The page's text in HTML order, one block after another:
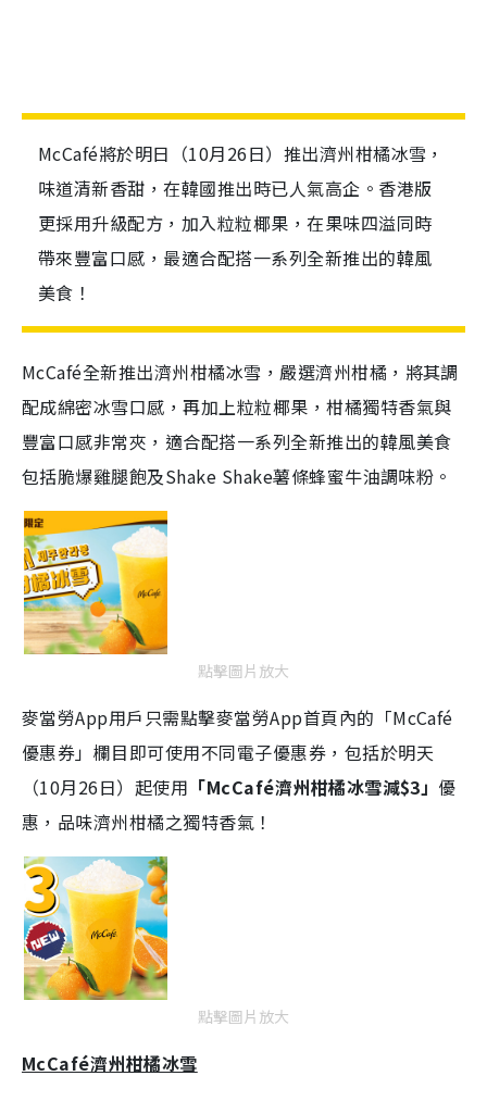
McCafé將於明日（10月26日）推出濟州柑橘冰雪，
味道清新香甜，在韓國推出時已人氣高企。香港版
更採用升級配方，加入粒粒椰果，在果味四溢同時
帶來豐富口感，最適合配搭一系列全新推出的韓風
美食！
McCafé全新推出濟州柑橘冰雪，嚴選濟州柑橘，將其調
配成綿密冰雪口感，再加上粒粒椰果，柑橘獨特香氣與
豐富口感非常夾，適合配搭一系列全新推出的韓風美食
包括脆爆雞腿飽及Shake Shake薯條蜂蜜牛油調味粉。
點擊圖片放大
麥當勞App用戶只需點擊麥當勞App首頁內的「McCafé
優惠券」欄目即可使用不同電子優惠券，包括於明天
（10月26日）起使用 「McCafé濟州柑橘冰雪減$3」 優
惠，品味濟州柑橘之獨特香氣！
點擊圖片放大
McCafé濟州柑橘冰雪